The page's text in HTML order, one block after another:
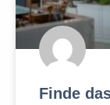
Finde